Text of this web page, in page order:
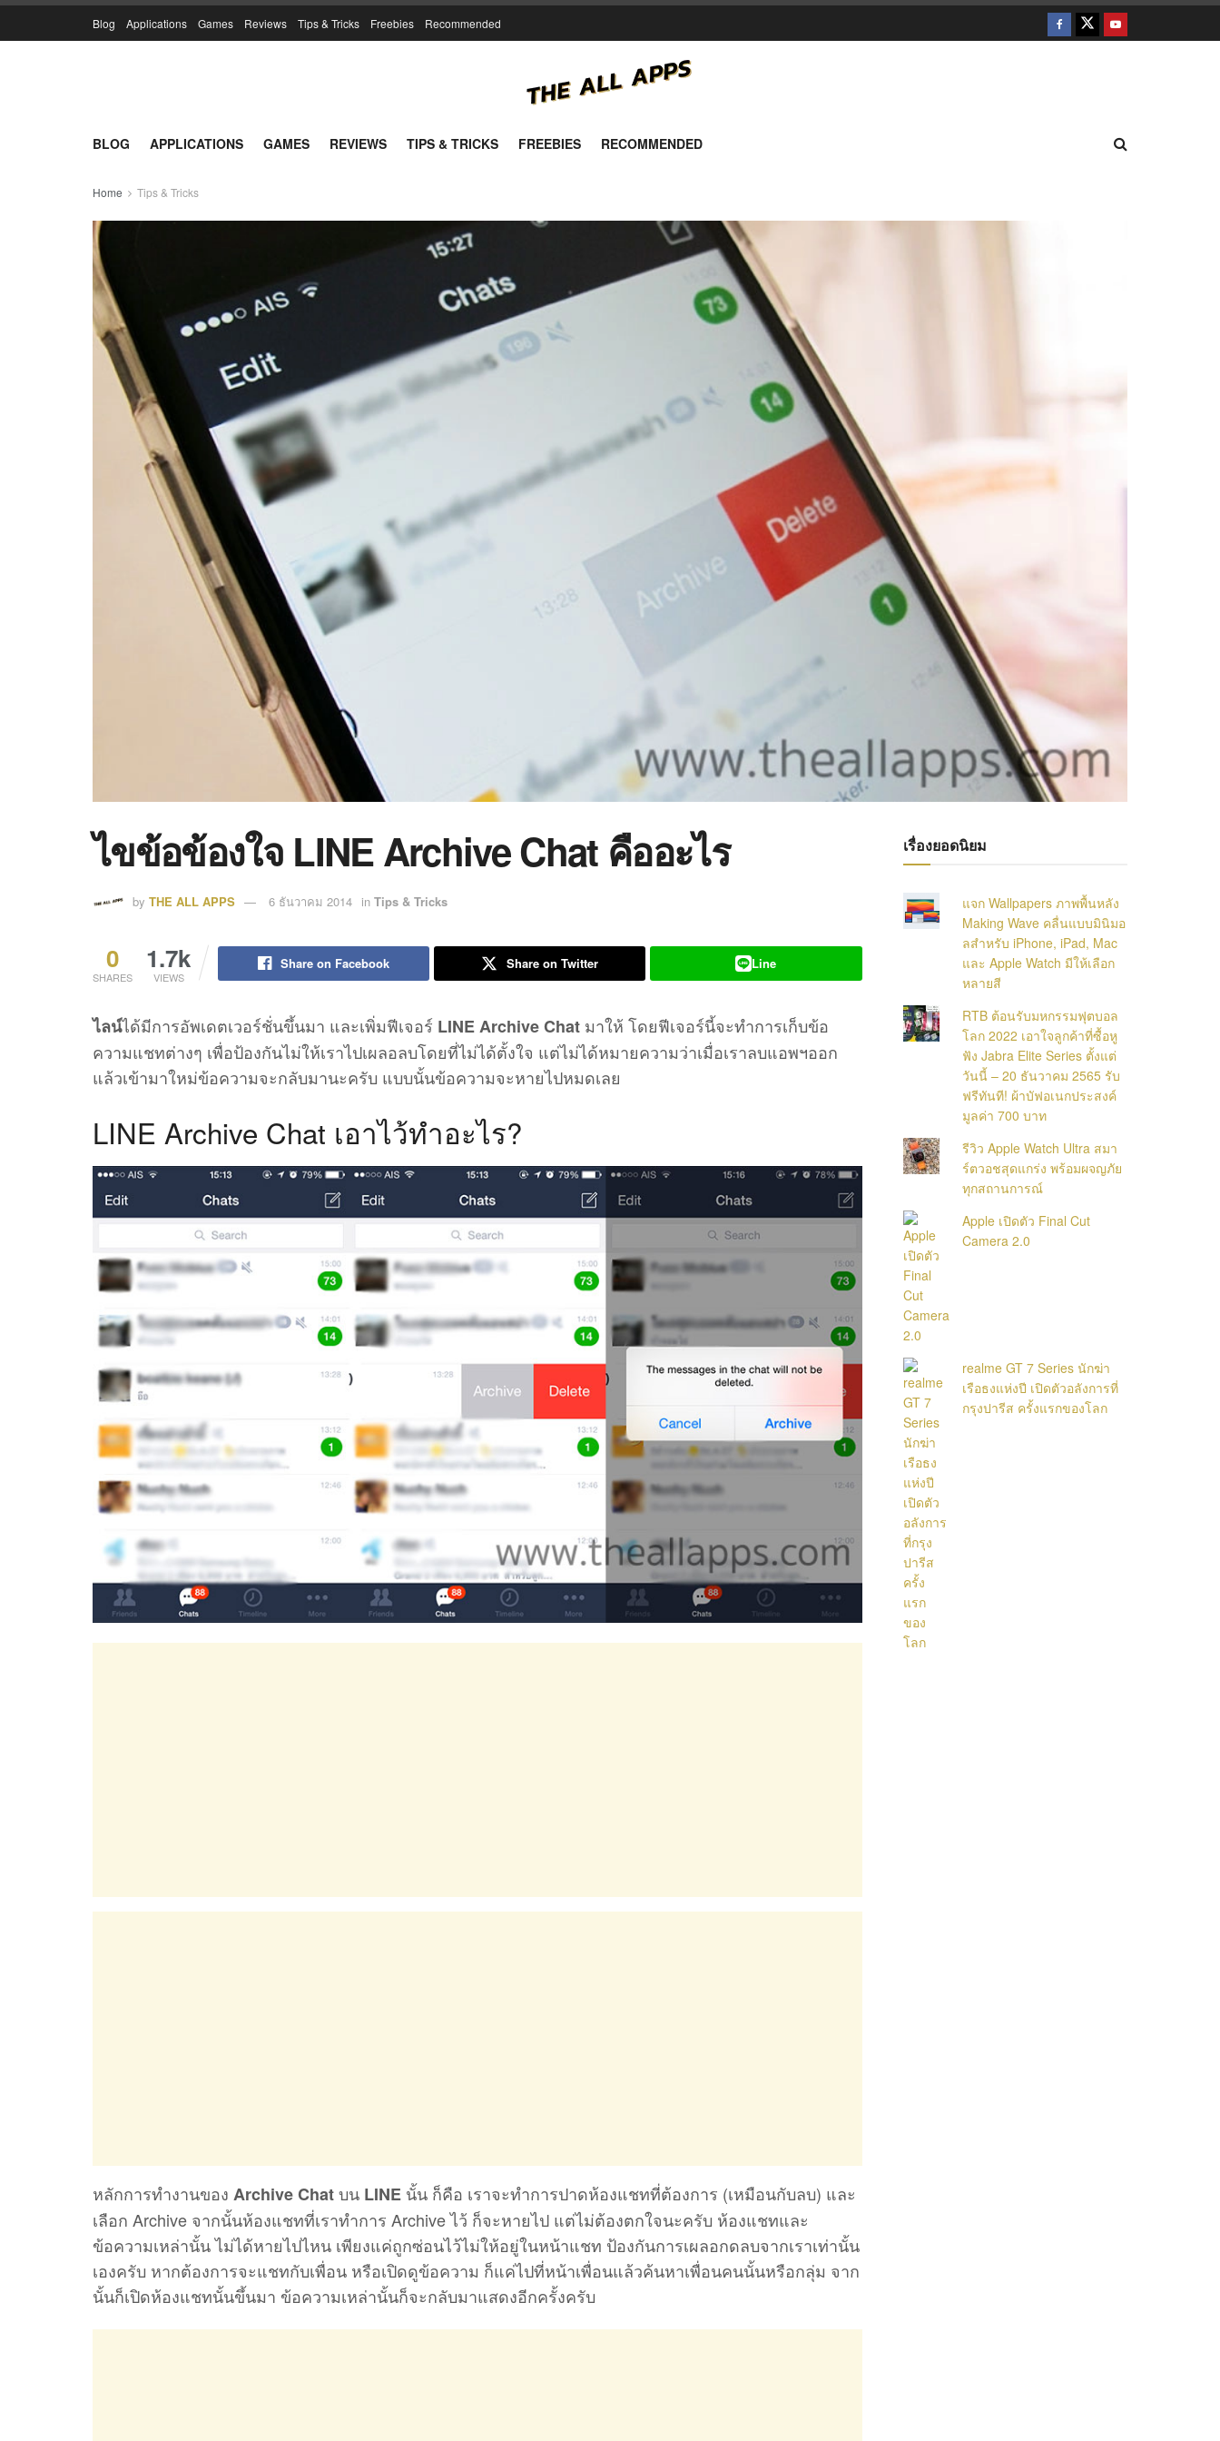
Blog Applications Games Reviews Tips & Tricks Freebies Recommended
BLOG APPLICATIONS GAMES REVIEWS TIPS & TRICKS FREEBIES RECOMMENDED
Home Tips & Tricks
ไขข้อข้องใจ LINE Archive Chat คืออะไร
by THE ALL APPS 6 ธันวาคม 2014 in Tips & Tricks
0
SHARES
1.7k
VIEWS
Share on Facebook Share on Twitter Line
ไลน์ได้มีการอัพเดตเวอร์ชั่นขึ้นมา และเพิ่มฟีเจอร์ LINE Archive Chat มาให้ โดยฟีเจอร์นี้จะทำการเก็บข้อ
ความแชทต่างๆ เพื่อป้องกันไม่ให้เราไปเผลอลบโดยที่ไม่ได้ตั้งใจ แต่ไม่ได้หมายความว่าเมื่อเราลบแอพฯออก
แล้วเข้ามาใหม่ข้อความจะกลับมานะครับ แบบนั้นข้อความจะหายไปหมดเลย
LINE Archive Chat เอาไว้ทำอะไร?
หลักการทำงานของ Archive Chatบน LINE นั้น ก็คือ เราจะทำการปาดห้องแชทที่ต้องการ (เหมือนกับลบ) และ
เลือก Archive จากนั้นห้องแชทที่เราทำการ Archive ไว้ ก็จะหายไป แต่ไม่ต้องตกใจนะครับ ห้องแชทและ
ข้อความเหล่านั้น ไม่ได้หายไปไหน เพียงแค่ถูกซ่อนไว้ไม่ให้อยู่ในหน้าแชท ป้องกันการเผลอกดลบจากเราเท่านั้น
เองครับ หากต้องการจะแชทกับเพื่อน หรือเปิดดูข้อความ ก็แค่ไปที่หน้าเพื่อนแล้วค้นหาเพื่อนคนนั้นหรือกลุ่ม จาก
นั้นก็เปิดห้องแชทนั้นขึ้นมา ข้อความเหล่านั้นก็จะกลับมาแสดงอีกครั้งครับ
เรื่องยอดนิยม
แจก Wallpapers ภาพพื้นหลัง
Making Wave คลื่นแบบมินิมอ
ลสำหรับ iPhone, iPad, Mac
และ Apple Watch มีให้เลือก
หลายสี
RTB ต้อนรับมหกรรมฟุตบอล
โลก 2022 เอาใจลูกค้าที่ซื้อหู
ฟัง Jabra Elite Series ตั้งแต่
วันนี้ – 20 ธันวาคม 2565 รับ
ฟรีทันที! ผ้าบัฟอเนกประสงค์
มูลค่า 700 บาท
รีวิว Apple Watch Ultra สมา
ร์ตวอชสุดแกร่ง พร้อมผจญภัย
ทุกสถานการณ์
Apple เปิดตัว Final Cut
Camera 2.0
realme GT 7 Series นักฆ่า
เรือธงแห่งปี เปิดตัวอลังการที่
กรุงปารีส ครั้งแรกของโลก